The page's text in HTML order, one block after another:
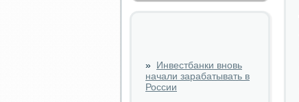
» Инвестбанки вновь
начали зарабатывать в
России